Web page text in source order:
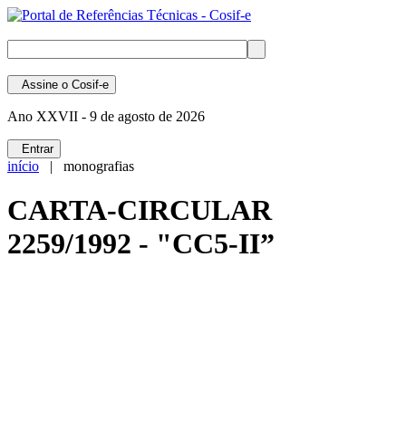
Assine o Cosif-e
Ano XXVII - 9 de agosto de 2026
Entrar
início | monografias
CARTA-CIRCULAR
2259/1992 - "CC5-II”